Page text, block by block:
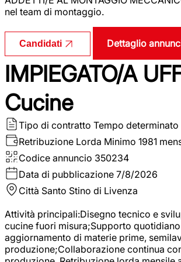
nel team di montaggio.
Candidati Dettaglio
IMPIEGATO/A
Cucine
Tipo di contratto Tempo determinato
Retribuzione Lorda Minimo 1981
Codice annuncio 350234
Data di pubblicazione 7/8/2026
Città Santo Stino di Livenza
Attività principali:Disegno tecnico e
cucine fuori misura;Supporto
aggiornamento di materie prime,
produzione;Collaborazione continua